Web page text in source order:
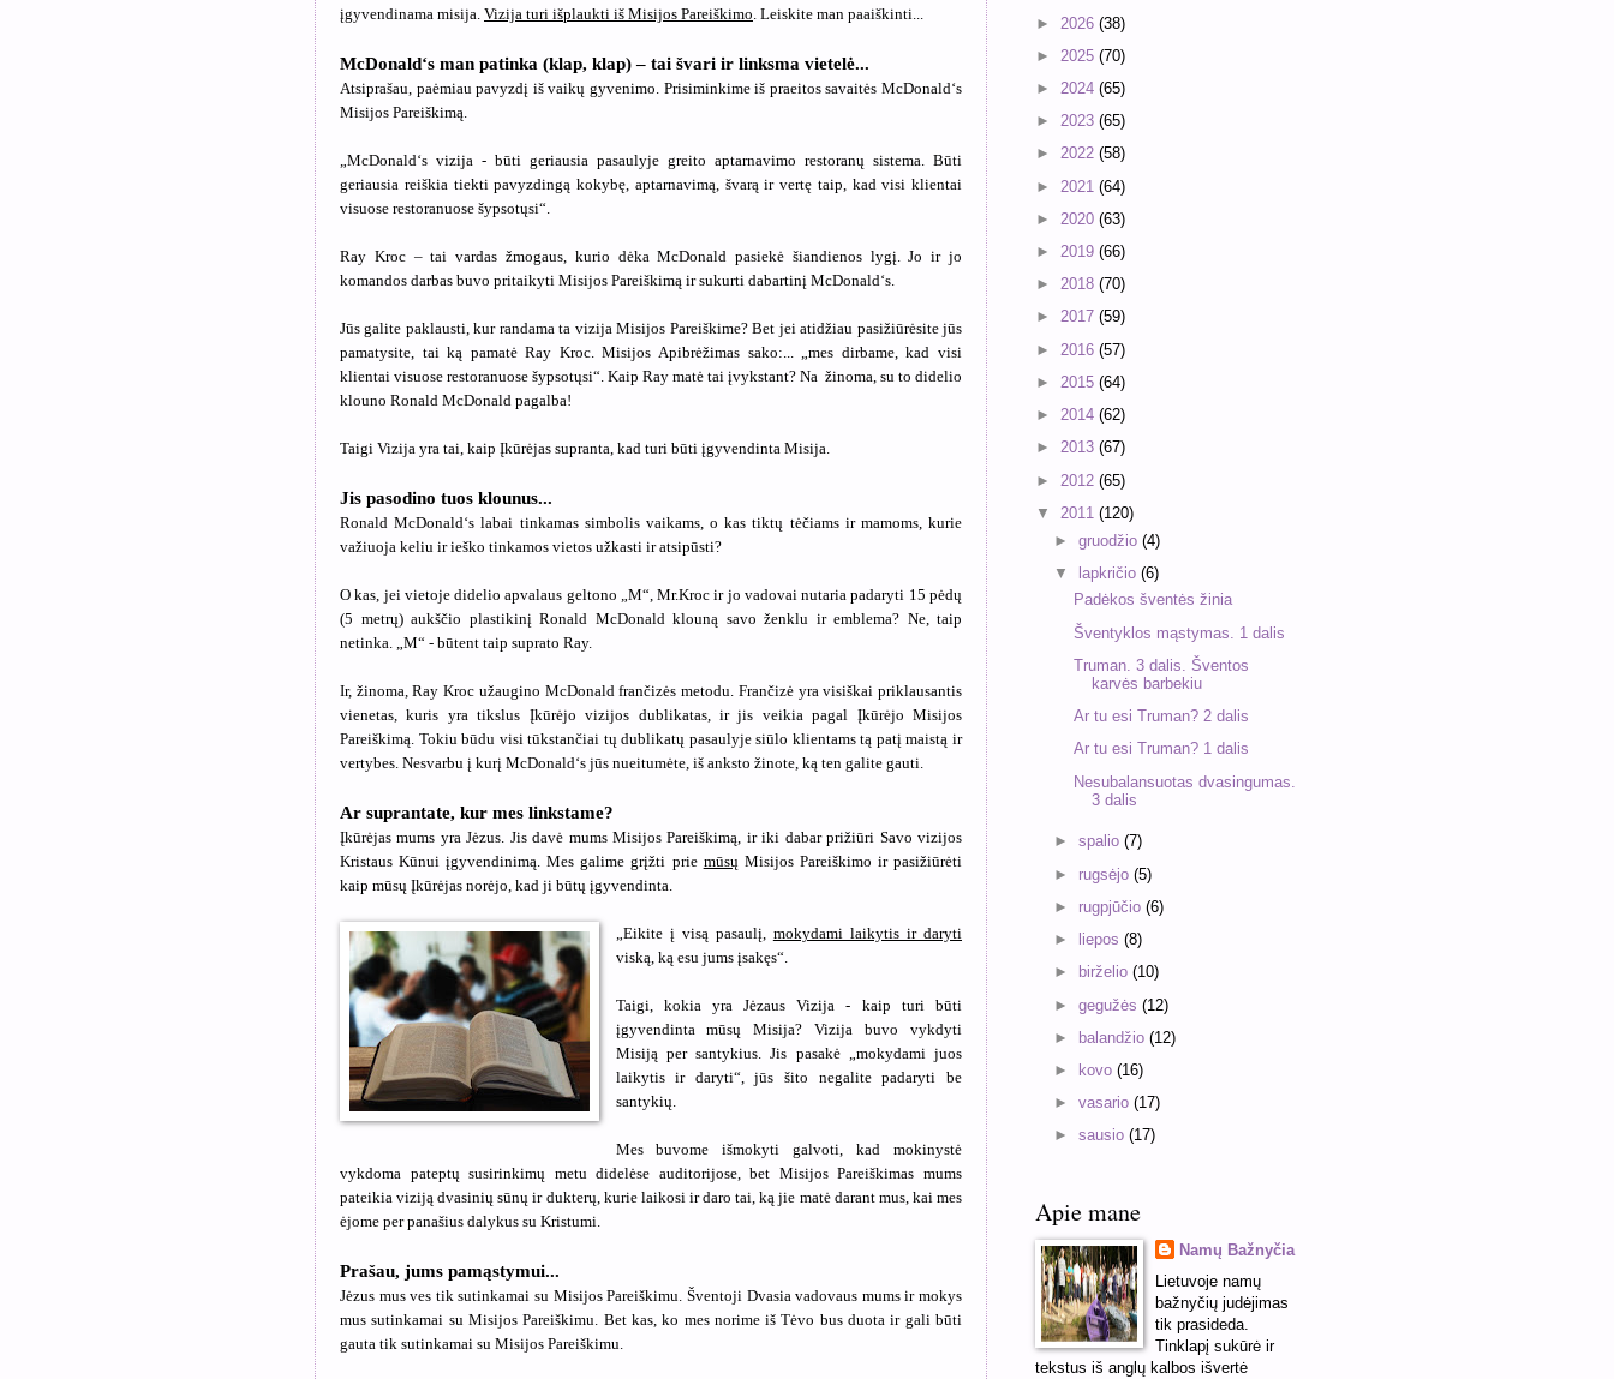
įgyvendinama misija. Vizija turi išplaukti iš Misijos Pareiškimo . Leiskite man paaiškinti...
McDonald‘s man patinka (klap, klap) – tai švari ir linksma vietelė...
Atsiprašau, paėmiau pavyzdį iš vaikų gyvenimo. Prisiminkime iš praeitos savaitės McDonald‘s
Misijos Pareiškimą.
„McDonald‘s vizija - būti geriausia pasaulyje greito aptarnavimo restoranų sistema. Būti
geriausia reiškia tiekti pavyzdingą kokybę, aptarnavimą, švarą ir vertę taip, kad visi klientai
visuose restoranuose šypsotųsi“.
Ray Kroc – tai vardas žmogaus, kurio dėka McDonald pasiekė šiandienos lygį. Jo ir jo
komandos darbas buvo pritaikyti Misijos Pareiškimą ir sukurti dabartinį McDonald‘s.
Jūs galite paklausti, kur randama ta vizija Misijos Pareiškime? Bet jei atidžiau pasižiūrėsite jūs
pamatysite, tai ką pamatė Ray Kroc. Misijos Apibrėžimas sako:... „mes dirbame, kad visi
klientai visuose restoranuose šypsotųsi“. Kaip Ray matė tai įvykstant? Na žinoma, su to didelio
klouno Ronald McDonald pagalba!
Taigi Vizija yra tai, kaip Įkūrėjas supranta, kad turi būti įgyvendinta Misija.
Jis pasodino tuos klounus...
Ronald McDonald‘s labai tinkamas simbolis vaikams, o kas tiktų tėčiams ir mamoms, kurie
važiuoja keliu ir ieško tinkamos vietos užkasti ir atsipūsti?
O kas, jei vietoje didelio apvalaus geltono „M“, Mr.Kroc ir jo vadovai nutaria padaryti 15 pėdų
(5 metrų) aukščio plastikinį Ronald McDonald klouną savo ženklu ir emblema? Ne, taip
netinka. „M“ - būtent taip suprato Ray.
Ir, žinoma, Ray Kroc užaugino McDonald frančizės metodu. Frančizė yra visiškai priklausantis
vienetas, kuris yra tikslus Įkūrėjo vizijos dublikatas, ir jis veikia pagal Įkūrėjo Misijos
Pareiškimą. Tokiu būdu visi tūkstančiai tų dublikatų pasaulyje siūlo klientams tą patį maistą ir
vertybes. Nesvarbu į kurį McDonald‘s jūs nueitumėte, iš anksto žinote, ką ten galite gauti.
Ar suprantate, kur mes linkstame?
Įkūrėjas mums yra Jėzus. Jis davė mums Misijos Pareiškimą, ir iki dabar prižiūri Savo vizijos
Kristaus Kūnui įgyvendinimą. Mes galime grįžti prie mūsų Misijos Pareiškimo ir pasižiūrėti
kaip mūsų Įkūrėjas norėjo, kad ji būtų įgyvendinta.
„Eikite į visą pasaulį, mokydami laikytis ir daryti
viską, ką esu jums įsakęs“.
Taigi, kokia yra Jėzaus Vizija - kaip turi būti
įgyvendinta mūsų Misija? Vizija buvo vykdyti
Misiją per santykius. Jis pasakė „mokydami juos
laikytis ir daryti“, jūs šito negalite padaryti be
santykių.
Mes buvome išmokyti galvoti, kad mokinystė
vykdoma pateptų susirinkimų metu didelėse auditorijose, bet Misijos Pareiškimas mums
pateikia viziją dvasinių sūnų ir dukterų, kurie laikosi ir daro tai, ką jie matė darant mus, kai mes
ėjome per panašius dalykus su Kristumi.
Prašau, jums pamąstymui...
Jėzus mus ves tik sutinkamai su Misijos Pareiškimu. Šventoji Dvasia vadovaus mums ir mokys
mus sutinkamai su Misijos Pareiškimu. Bet kas, ko mes norime iš Tėvo bus duota ir gali būti
gauta tik sutinkamai su Misijos Pareiškimu.
► 2026 (38)
► 2025 (70)
► 2024 (65)
► 2023 (65)
► 2022 (58)
► 2021 (64)
► 2020 (63)
► 2019 (66)
► 2018 (70)
► 2017 (59)
► 2016 (57)
► 2015 (64)
► 2014 (62)
► 2013 (67)
► 2012 (65)
▼ 2011 (120)
►gruodžio(4)
▼ lapkričio(6)
Padėkos šventės žinia
Šventyklos mąstymas. 1 dalis
Truman. 3 dalis. Šventos
karvės barbekiu
Ar tu esi Truman? 2 dalis
Ar tu esi Truman? 1 dalis
Nesubalansuotas dvasingumas.
3 dalis
►spalio(7)
► rugsėjo(5)
► rugpjūčio(6)
►
liepos(8)
►
birželio(10)
►gegužės(12)
►
balandžio(12)
►
kovo(16)
►vasario(17)
►sausio(17)
Apie mane
Namų Bažnyčia
Lietuvoje namų
bažnyčių judėjimas
tik prasideda.
Tinklapį sukūrė ir
tekstus iš anglų kalbos išvertė